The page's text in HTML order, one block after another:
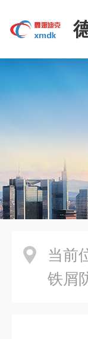
当前
铁屑